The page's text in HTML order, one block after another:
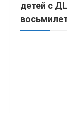
детей с